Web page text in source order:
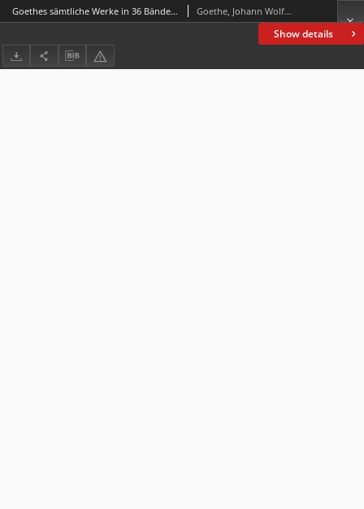
Show details
Goethes sämtliche Werke in 36 Bänden. Bd. 21, Aus meinem Leben : Dichtung und Wahrheit. T. 3-4 Goethe, Johann Wolfgang von (1749-1832)